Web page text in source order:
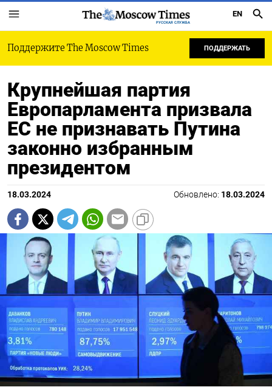
РУССКАЯ СЛУЖБА
EN
Поддержите The Moscow Times ПОДДЕРЖАТЬ
Крупнейшая партия
Европарламента призвала
ЕС не признавать Путина
законно избранным
президентом
18.03.2024 Обновлено: 18.03.2024